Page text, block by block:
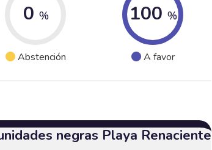
0 %
Abstención
100 %
A favor
negras Playa Renaciente